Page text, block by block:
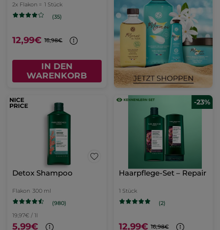
2x Flakon = 1 Stück
(35)
12,99€ 16,98€
IN DEN
WARENKORB
Detox Shampoo
Flakon 300 ml
(980)
19,97€ / 1l
5,99€
-23%
Haarpflege-Set – Repair
1 Stück
(2)
12,99€ 16,98€